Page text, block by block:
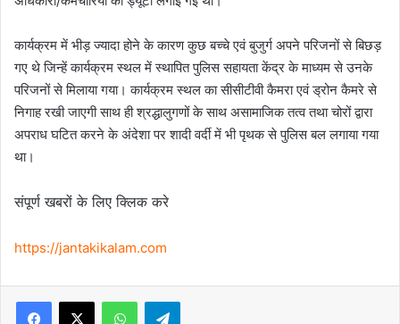
कार्यक्रम में भीड़ ज्यादा होने के कारण कुछ बच्चे एवं बुजुर्ग अपने परिजनों से बिछड़
गए थे जिन्हें कार्यक्रम स्थल में स्थापित पुलिस सहायता केंद्र के माध्यम से उनके
परिजनों से मिलाया गया। कार्यक्रम स्थल का सीसीटीवी कैमरा एवं ड्रोन कैमरे से
निगाह रखी जाएगी साथ ही श्रद्धालुगणों के साथ असामाजिक तत्व तथा चोरों द्वारा
अपराध घटित करने के अंदेशा पर शादी वर्दी में भी पृथक से पुलिस बल लगाया गया
था।
संपूर्ण खबरों के लिए क्लिक करे
https://jantakikalam.com
Facebook
X WhatsAppTelegram